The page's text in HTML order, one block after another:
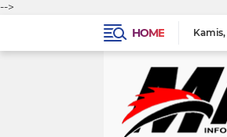
-->
HOME
Kamis